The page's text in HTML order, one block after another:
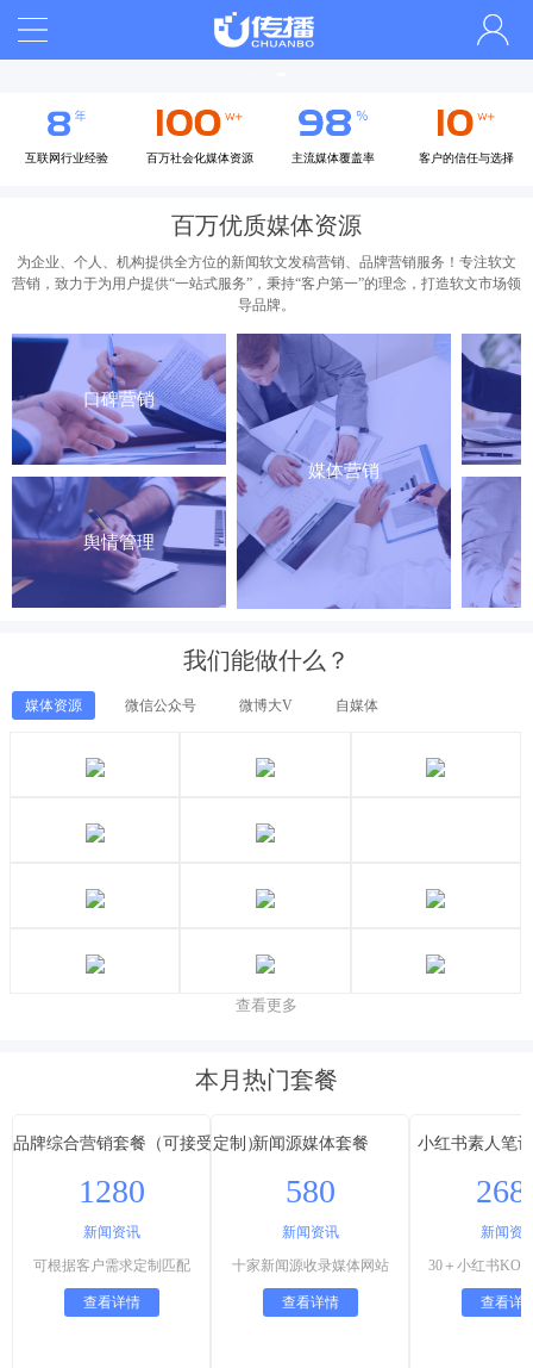
互联网行业经验 百万社会化媒体资源 主流媒体覆盖率 客户的信任与选择
百万优质媒体资源
为企业、个人、机构提供全方位的新闻软文发稿营销、品牌营销服务！专注软文
营销，致力于为用户提供“一站式服务”，秉持“客户第一”的理念，打造软文市场领
导品牌。
口碑营销
舆情管理
媒体营销
我们能做什么？
媒体资源 微信公众号 微博大V 自媒体
查看更多
本月热门套餐
品牌综合营销套餐（可接受定制）
1280
新闻资讯
可根据客户需求定制匹配
查看详情
新闻源媒体套餐
580
新闻资讯
十家新闻源收录媒体网站
查看详情
小红书素人笔
新闻资
查看详